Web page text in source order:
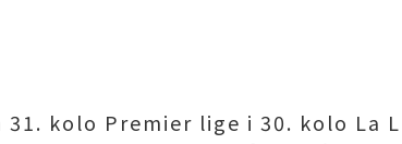
31. kolo Premier lige i 30. kolo La